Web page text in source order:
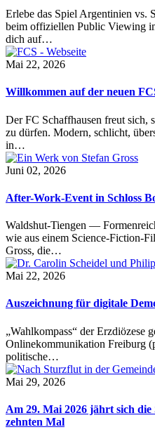
Erlebe das Spiel Argentinien vs.
beim offiziellen Public Viewing
dich auf…
Mai 22, 2026
Willkommen auf der neuen
Der FC Schaffhausen freut sich,
zu dürfen. Modern, schlicht,
in…
Juni 02, 2026
After-Work-Event in Schloss
Waldshut-Tiengen —
wie aus einem Science-Fiction-
Gross, die…
Mai 22, 2026
Auszeichnung für digitale
„Wahlkompass“ der Erzdiözese
Onlinekommunikation Freiburg
politische…
Mai 29, 2026
Am 29. Mai 2026 jährt sich
zehnten Mal